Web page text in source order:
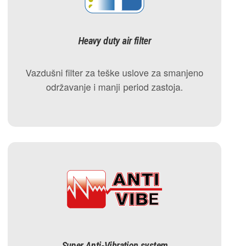
Heavy duty air filter
Vazdušni filter za teške uslove za smanjeno
održavanje i manji period zastoja.